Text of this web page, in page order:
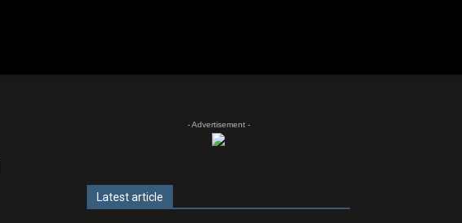
- Advertisement -
Latest article